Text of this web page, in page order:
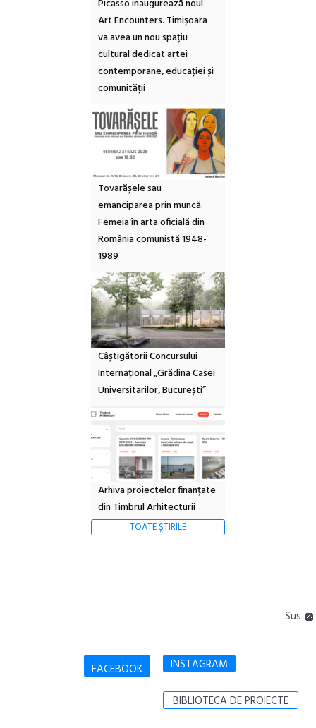
Picasso inaugurează noul
Art Encounters. Timișoara
va avea un nou spațiu
cultural dedicat artei
contemporane, educației și
comunității
Tovarășele sau
emanciparea prin muncă.
Femeia în arta oficială din
România comunistă 1948-
1989
Câștigătorii Concursului
Internațional „Grădina Casei
Universitarilor, București”
Arhiva proiectelor finanțate
din Timbrul Arhitecturii
TOATE ȘTIRILE
Sus
FACEBOOK INSTAGRAM
BIBLIOTECA DE PROIECTE